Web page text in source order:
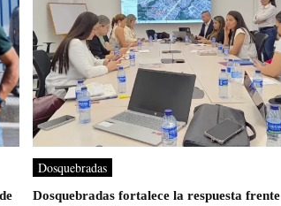
Dosquebradas
Dosquebradas fortalece la respuesta frente